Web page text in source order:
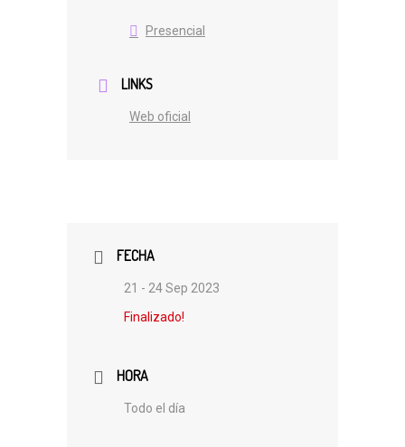
Presencial
LINKS
Web oficial
FECHA
21 - 24 Sep 2023
Finalizado!
HORA
Todo el día